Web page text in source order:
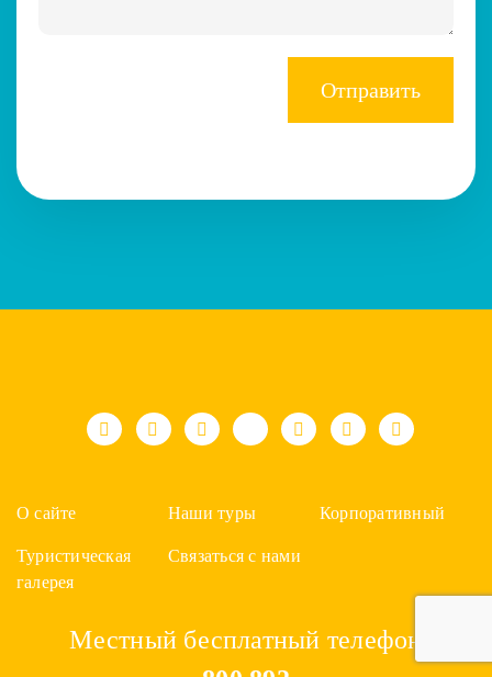
Отправить
О сайте Наши туры Корпоративный
Туристическая
галерея
Связаться с нами
Местный бесплатный телефон